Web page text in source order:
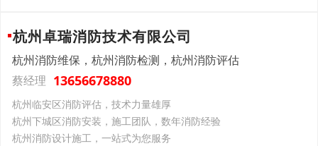
杭州卓瑞消防技术有限公司
杭州消防维保，杭州消防检测，杭州消防评估
蔡经理 13656678880
杭州临安区消防评估，技术力量雄厚
杭州下城区消防安装，施工团队，数年消防经验
杭州消防设计施工，一站式为您服务